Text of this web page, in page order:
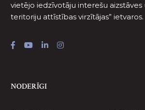
vietējo iedzīvotāju interešu aizstāves
teritoriju attīstības virzītājas” ietvaros.
NODERĪGI